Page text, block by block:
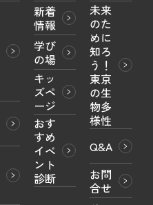
新着
情報
学び
の場
キッ
ズペ
ージ
おす
すめ
イベ
ント
診断
未来
のた
めに
知ろ
う！
東京
の生
物多
様性
Q&A
お問
合せ